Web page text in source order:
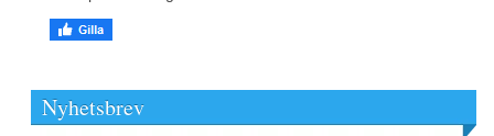
Nyhetsbrev